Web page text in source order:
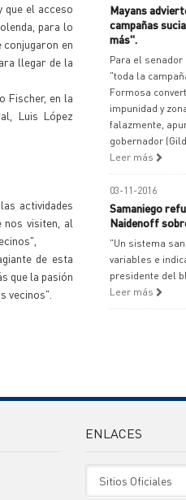
el acceso
para lo
en
llegar de la
Fischer, en la
Luis López
actividades
visiten, al
de esta
que la pasión
vecinos".
Mayans
campañas
más".
Para el senador
"toda la
Formosa
impunidad y
falazmente,
gobernador
Leer más
03-11-2016
Samaniego
Naidenoff
"Un sistema
variables e
presidente del
Leer más
ENLACES